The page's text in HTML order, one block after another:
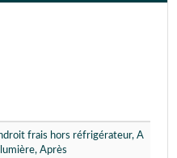
frais hors réfrigérateur, A
Après